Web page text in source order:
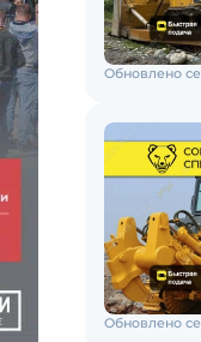
Обновлено
Обновлено